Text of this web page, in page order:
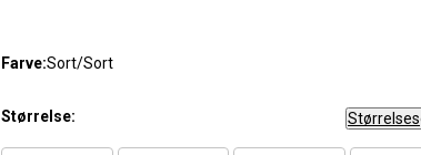
Farve:Sort/Sort
Størrelse: